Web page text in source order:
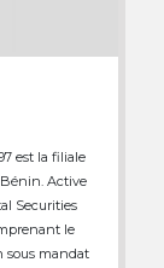
est la filiale
Bénin. Active
Securities
le
sous mandat